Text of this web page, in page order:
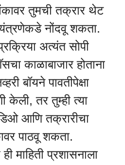
तुमची तक्रार थेट
नोंदवू शकता.
अत्यंत सोपी
काळाबाजार होताना
बॉयने पावतीपेक्षा
केली, तर तुम्ही त्या
आणि तक्रारीचा
पाठवू शकता.
ही माहिती प्रशासनाला